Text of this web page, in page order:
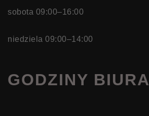
sobota 09:00–16:00
niedziela 09:00–14:00
GODZINY BIURA